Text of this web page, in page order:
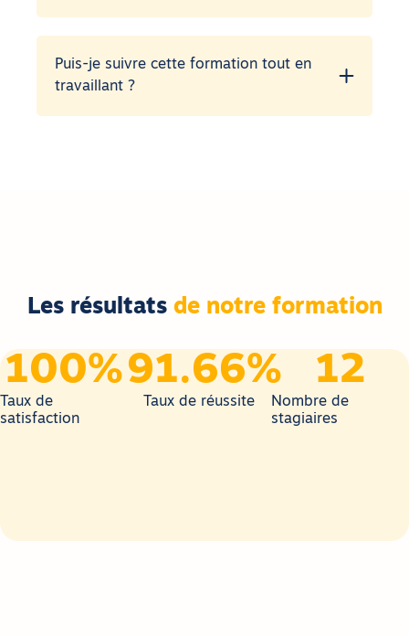
Puis-je suivre cette formation tout en
travaillant ?
Les résultats de notre formation
Taux de
satisfaction
100%
Taux de réussite
91.66%
Nombre de
stagiaires
12